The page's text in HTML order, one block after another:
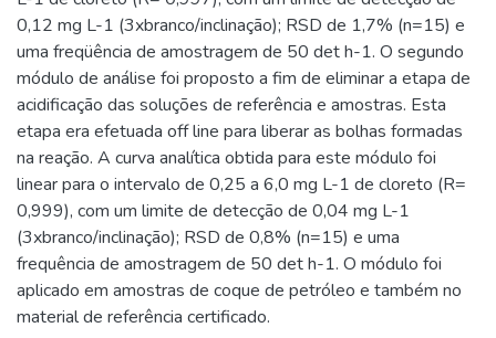
0,12 mg L-1 (3xbranco/inclinação); RSD de 1,7% (n=15) e
uma freqüência de amostragem de 50 det h-1. O segundo
módulo de análise foi proposto a fim de eliminar a etapa de
acidificação das soluções de referência e amostras. Esta
etapa era efetuada off line para liberar as bolhas formadas
na reação. A curva analítica obtida para este módulo foi
linear para o intervalo de 0,25 a 6,0 mg L-1 de cloreto (R=
0,999), com um limite de detecção de 0,04 mg L-1
(3xbranco/inclinação); RSD de 0,8% (n=15) e uma
frequência de amostragem de 50 det h-1. O módulo foi
aplicado em amostras de coque de petróleo e também no
material de referência certificado.